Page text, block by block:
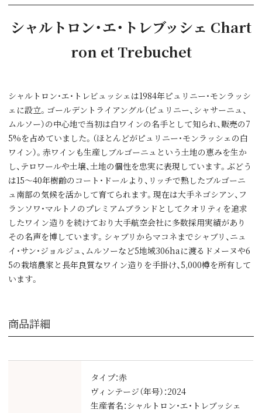
シャルトロン・エ・トレブッシェ Chart
ron et Trebuchet
シャルトロン・エ・トレビュッシェは1984年ピュリニー・モンラッシ
ェに設立。ゴールデントライアングル（ピュリニー、シャサーニュ、
ムルソー）の中心地で当初は白ワインの名手として知られ、販売の7
5%を占めていました。（ほとんどがピュリニー・モンラッシェの白
ワイン）。赤ワインも生産しブルゴーニュという土地の恵みを生か
し、テロワールや土壌、土地の個性を忠実に表現しています。ぶどう
は15～40年樹齢のコート・ドールより、リッチで熟したブルゴーニ
ュ南部の気候を活かして育てられます。現在は大手ネゴシアン、フ
ランソワ・マルトノのプレミアムブランドとしてクオリティを追求
したワイン造りを続けており大手航空会社に多数採用実績があり
その名声を博しています。シャブリからマコネまでシャブリ、ニュ
イ・サン・ジョルジュ、ムルソーなど5地域306haに渡るドメーヌや6
5の栽培農家と長年良質なワイン造りを手掛け、5,000樽を所有して
います。
商品詳細
タイプ：赤
ヴィンテージ（年号）：2024
生産者名：シャルトロン・エ・トレブッシェ